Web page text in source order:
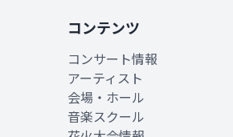
コンテンツ
コンサート情報
アーティスト
会場・ホール
音楽スクール